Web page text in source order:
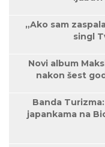
„Ako sam
singl
Novi album
nakon šest
Banda
japankama na